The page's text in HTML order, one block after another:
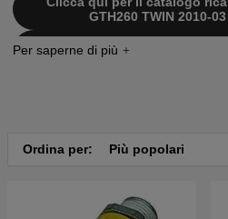
GTH260 TWIN 2010-
Clicca qui per il catalogo
GTH260 Twin 2007-02
GTH260 Twin 2008-09
Ordina per: Più popolari